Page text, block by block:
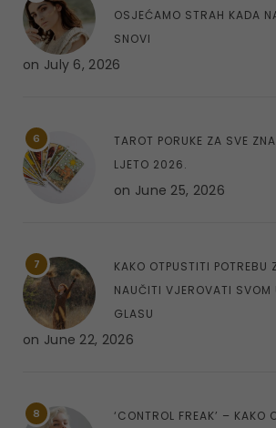
OSJEĆAMO STRAH KADA
SNOVI
on July 6, 2026
6
TAROT PORUKE ZA SVE
LJETO 2026.
on June 25, 2026
7
KAKO OTPUSTITI POTREBU
NAUČITI VJEROVATI SVOM
GLASU
on June 22, 2026
8
‘CONTROL FREAK’ – KAKO